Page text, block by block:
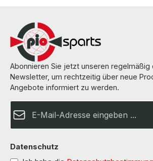
Abonnieren Sie jetzt unseren regelmäßig
Newsletter, um rechtzeitig über neue
Angebote informiert zu werden.
Datenschutz